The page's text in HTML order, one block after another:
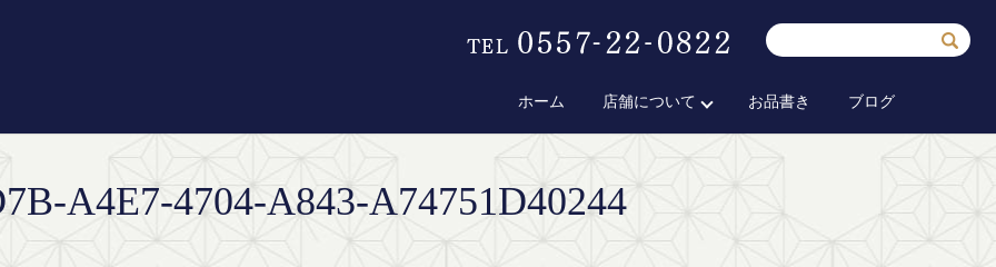
ホーム 店舗について お品書き ブログ
A4E7-4704-A843-A74751D40244